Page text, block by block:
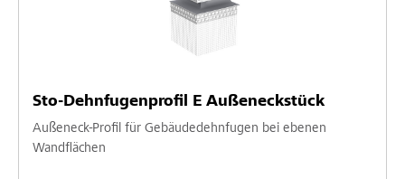
Sto-Dehnfugenprofil E Außeneckstück
Außeneck-Profil für Gebäudedehnfugen bei ebenen
Wandflächen